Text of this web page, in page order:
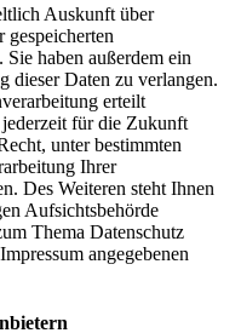
Auskunft über
gespeicherten
haben außerdem ein
dieser Daten zu verlangen.
erteilt
für die Zukunft
unterbestimmten
Ihrer
Des Weiteren steht Ihnen
Aufsichtsbehörde
Thema Datenschutz
angegebenen